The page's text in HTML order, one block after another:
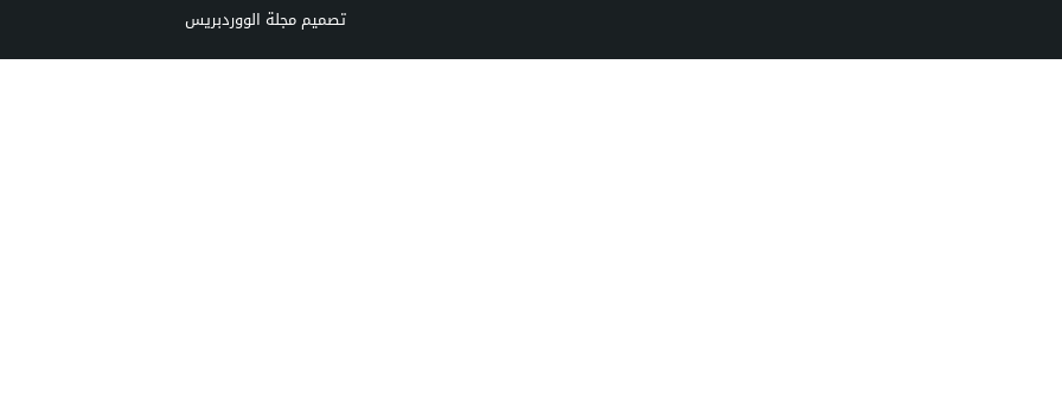
تصميممجلة الووردبريس